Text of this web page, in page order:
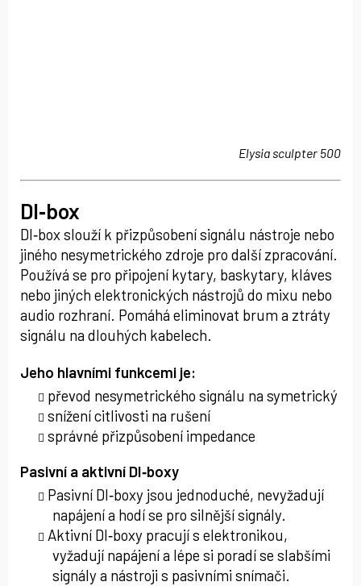
Elysia sculpter 500
DI‑box
DI‑box slouží k přizpůsobení signálu nástroje nebo
jiného nesymetrického zdroje pro další zpracování.
Používá se pro připojení kytary, baskytary, kláves
nebo jiných elektronických nástrojů do mixu nebo
audio rozhraní. Pomáhá eliminovat brum a ztráty
signálu na dlouhých kabelech.
Jeho hlavními funkcemi je:
převod nesymetrického signálu na symetrický
snížení citlivosti na rušení
správné přizpůsobení impedance
Pasivní a aktivní DI‑boxy
Pasivní DI‑boxy jsou jednoduché, nevyžadují
napájení a hodí se pro silnější signály.
Aktivní DI‑boxy pracují s elektronikou,
vyžadují napájení a lépe si poradí se slabšími
signály a nástroji s pasivními snímači.